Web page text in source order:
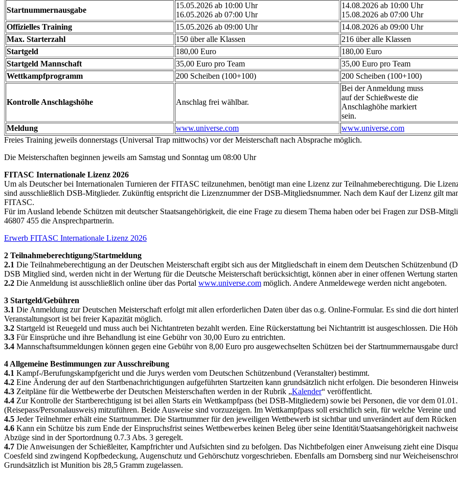
Startnummernausgabe
15.05.2026 ab 10:00 Uhr
16.05.2026 ab 07:00 Uhr
14.08.2026 ab 10:00 Uhr
15.08.2026 ab 07:00 Uhr
Offizielles Training
15.05.2026 ab 09:00 Uhr 14.08.2026 ab 09:00 Uhr
Max. Starterzahl
150 über alle Klassen 216 über alle Klassen
Startgeld
180,00 Euro 180,00 Euro
Startgeld Mannschaft
35,00 Euro pro Team 35,00 Euro pro Team
Wettkampfprogramm
200 Scheiben (100+100) 200 Scheiben (100+100)
Kontrolle Anschlagshöhe Anschlag frei wählbar.
Bei der Anmeldung muss
auf der Schießweste die
Anschlaghöhe markiert
sein.
Meldung www.universe.com www.universe.com
Freies Training jeweils donnerstags (Universal Trap mittwochs) vor der Meisterschaft nach Absprache möglich.
Die Meisterschaften beginnen jeweils am Samstag und Sonntag um 08:00 Uhr
FITASC Internationale Lizenz 2026
Um als Deutscher bei Internationalen Turnieren der FITASC teilzunehmen, benötigt man eine Lizenz zur Teilnahmeberechtigung. Die
sind ausschließlich DSB-Mitglieder. Zukünftig entspricht die Lizenznummer der DSB-Mitgliedsnummer. Nach dem Kauf der Lizenz gilt
FITASC.
Für im Ausland lebende Schützen mit deutscher Staatsangehörigkeit, die eine Frage zu diesem Thema haben oder bei Fragen zur DSB-
46807 455 die Ansprechpartnerin.
Erwerb FITASC Internationale Lizenz 2026
2 Teilnahmeberechtigung/Startmeldung
2.1 Die Teilnahmeberechtigung an der Deutschen Meisterschaft ergibt sich aus der Mitgliedschaft in einem dem Deutschen Schützenbund
DSB Mitglied sind, werden nicht in der Wertung für die Deutsche Meisterschaft berücksichtigt, können aber in einer offenen Wertung
2.2 Die Anmeldung ist ausschließlich online über das Portal www.universe.com möglich. Andere Anmeldewege werden nicht angeboten.
3 Startgeld/Gebühren
3.1 Die Anmeldung zur Deutschen Meisterschaft erfolgt mit allen erforderlichen Daten über das o.g. Online-Formular. Es sind die dort
Veranstaltungsort ist bei freier Kapazität möglich.
3.2 Startgeld ist Reuegeld und muss auch bei Nichtantreten bezahlt werden. Eine Rückerstattung bei Nichtantritt ist ausgeschlossen. Die
3.3 Für Einsprüche und ihre Behandlung ist eine Gebühr von 30,00 Euro zu entrichten.
3.4 Mannschaftsummeldungen können gegen eine Gebühr von 8,00 Euro pro ausgewechselten Schützen bei der Startnummernausgabe
4 Allgemeine Bestimmungen zur Ausschreibung
4.1 Kampf-/Berufungskampfgericht und die Jurys werden vom Deutschen Schützenbund (Veranstalter) bestimmt.
4.2 Eine Änderung der auf den Startbenachrichtigungen aufgeführten Startzeiten kann grundsätzlich nicht erfolgen. Die besonderen
4.3 Zeitpläne für die Wettbewerbe der Deutschen Meisterschaften werden in der Rubrik „Kalender“ veröffentlicht.
4.4 Zur Kontrolle der Startberechtigung ist bei allen Starts ein Wettkampfpass (bei DSB-Mitgliedern) sowie bei Personen, die vor dem
(Reisepass/Personalausweis) mitzuführen. Beide Ausweise sind vorzuzeigen. Im Wettkampfpass soll ersichtlich sein, für welche Vereine
4.5 Jeder Teilnehmer erhält eine Startnummer. Die Startnummer für den jeweiligen Wettbewerb ist sichtbar und unverändert auf dem
4.6 Kann ein Schütze bis zum Ende der Einspruchsfrist seines Wettbewerbes keinen Beleg über seine Identität/Staatsangehörigkeit
Abzüge sind in der Sportordnung 0.7.3 Abs. 3 geregelt.
4.7 Die Anweisungen der Schießleiter, Kampfrichter und Aufsichten sind zu befolgen. Das Nichtbefolgen einer Anweisung zieht eine
Coesfeld sind zwingend Kopfbedeckung, Augenschutz und Gehörschutz vorgeschrieben. Ebenfalls am Dornsberg sind nur
Grundsätzlich ist Munition bis 28,5 Gramm zugelassen.